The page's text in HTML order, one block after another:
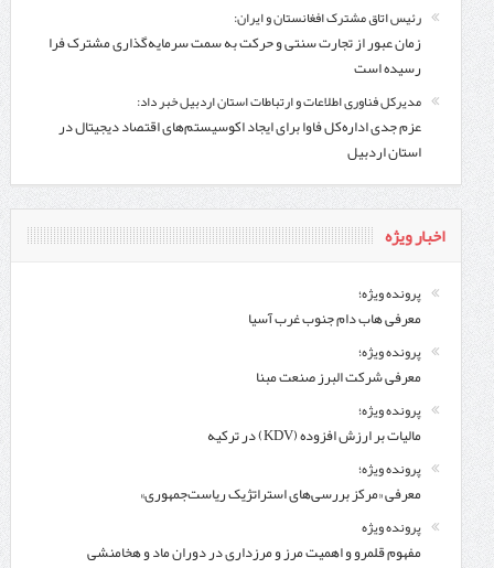
رئیس اتاق مشترک افغانستان و ایران:
زمان عبور از تجارت سنتی و حرکت به سمت سرمایه‌گذاری مشترک فرا
رسیده است
مدیرکل فناوری اطلاعات و ارتباطات استان اردبیل خبر داد:
عزم جدی اداره‌کل فاوا برای ایجاد اکوسیستم‌های اقتصاد دیجیتال در
استان اردبیل
اخبار ویژه
پرونده ویژه؛
معرفی هاب دام جنوب غرب آسیا
پرونده ویژه؛
معرفی شركت البرز صنعت مبنا
پرونده ویژه؛
مالیات بر ارزش افزوده (KDV) در ترکیه
پرونده ویژه؛
معرفی «مرکز بررسی‌های استراتژیک ریاست‌جمهوری»
پرونده ویژه
مفهوم قلمرو و اهمیت مرز و مرزداری در دوران ماد و هخامنشی